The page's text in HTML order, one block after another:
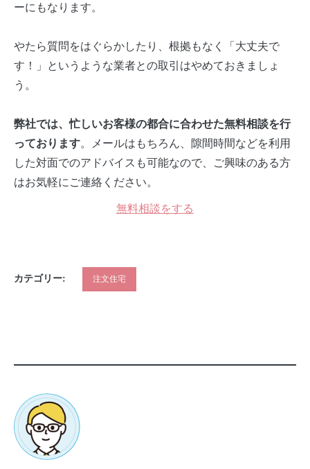
ーにもなります。
やたら質問をはぐらかしたり、根拠もなく「大丈夫で
す！」というような業者との取引はやめておきましょ
う。
弊社では、忙しいお客様の都合に合わせた無料相談を行
っております。メールはもちろん、隙間時間などを利用
した対面でのアドバイスも可能なので、ご興味のある方
はお気軽にご連絡ください。
無料相談をする
カテゴリー: 注文住宅